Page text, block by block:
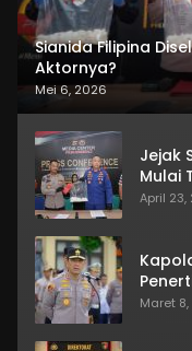
Sianida Filipina
Aktornya?
Mei 6, 2026
Jejak
Mulai
April 23,
Maret